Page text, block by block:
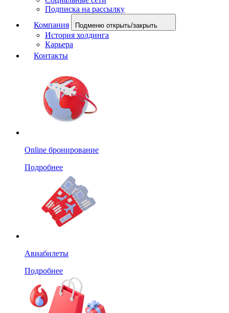
Подписка на рассылку
Компания
Подменю открыть/закрыть
История холдинга
Карьера
Контакты
Online бронирование
Подробнее
Авиабилеты
Подробнее